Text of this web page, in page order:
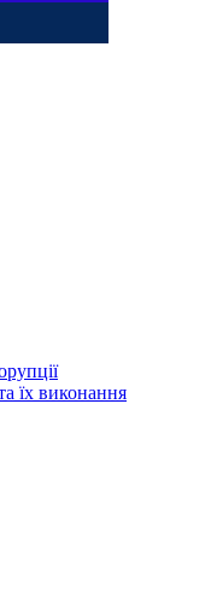
їх виконання